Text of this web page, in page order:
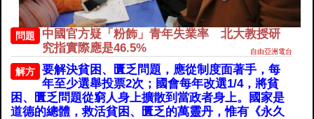
問題
中國官方疑「粉飾」青年失業率 北大教授研
究指實際應是46.5%
自由亞洲電台
解方
要解決貧困、匱乏問題，應從制度面著手，每
年至少選舉投票2次；國會每年改選1/4，將貧
困、匱乏問題從窮人身上擴散到當政者身上。國家是
道德的總體，救活貧困、匱乏的萬靈丹，惟有《永久